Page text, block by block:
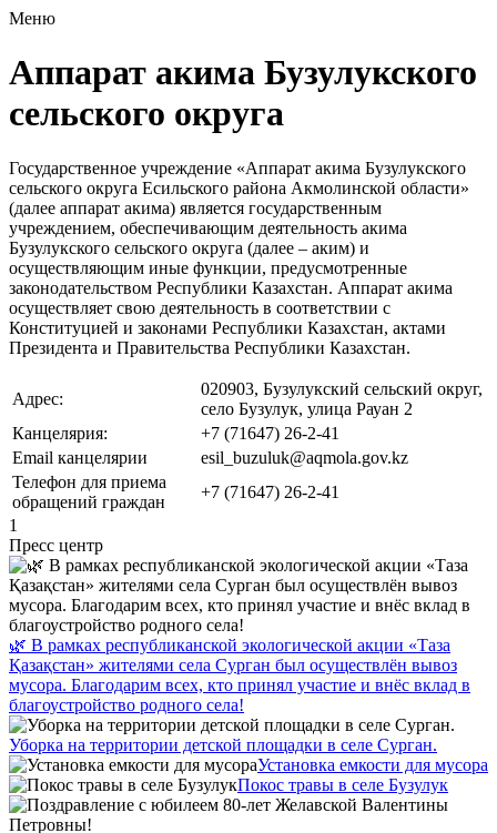
Меню
Аппарат акима Бузулукского
сельского округа
Государственное учреждение «Аппарат акима Бузулукского
сельского округа Есильского района Акмолинской области»
(далее аппарат акима) является государственным
учреждением, обеспечивающим деятельность акима
Бузулукского сельского округа (далее – аким) и
осуществляющим иные функции, предусмотренные
законодательством Республики Казахстан. Аппарат акима
осуществляет свою деятельность в соответствии с
Конституцией и законами Республики Казахстан, актами
Президента и Правительства Республики Казахстан.
Адрес:
020903, Бузулукский сельский округ,
село Бузулук, улица Рауан 2
Канцелярия:
+7 (71647) 26-2-41
Email канцелярии
esil_buzuluk@aqmola.gov.kz
Телефон для приема
обращений граждан
+7 (71647) 26-2-41
1
Пресс центр
🌿 В рамках республиканской экологической акции «Таза
Қазақстан» жителями села Сурган был осуществлён вывоз
мусора. Благодарим всех, кто принял участие и внёс вклад в
благоустройство родного села!
Уборка на территории детской площадки в селе Сурган.
Установка емкости для мусора
Покос травы в селе Бузулук